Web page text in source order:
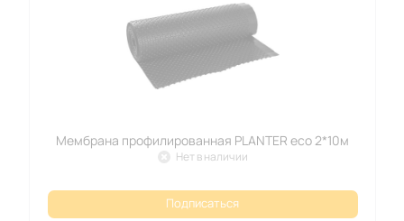
Мембрана профилированная PLANTER eco 2*10м
Нет в наличии
Подписаться